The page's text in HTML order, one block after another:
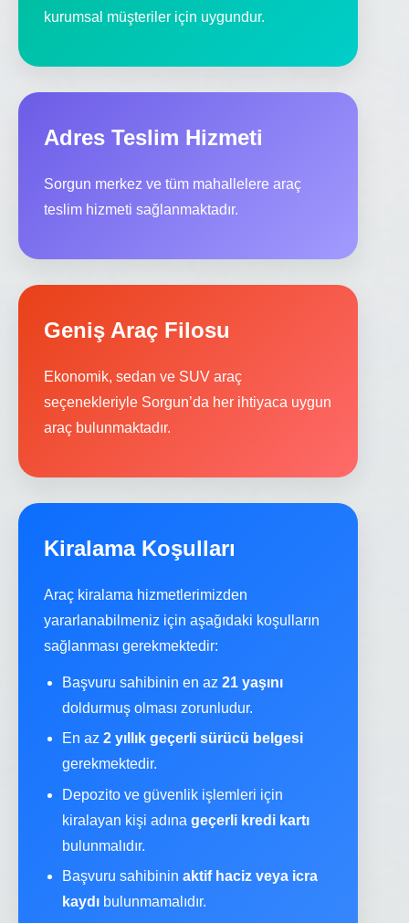
kurumsal müşteriler için uygundur.
Adres Teslim Hizmeti
Sorgun merkez ve tüm mahallelere araç
teslim hizmeti sağlanmaktadır.
Geniş Araç Filosu
Ekonomik, sedan ve SUV araç
seçenekleriyle Sorgun’da her ihtiyaca uygun
araç bulunmaktadır.
Kiralama Koşulları
Araç kiralama hizmetlerimizden
yararlanabilmeniz için aşağıdaki koşulların
sağlanması gerekmektedir:
Başvuru sahibinin en az 21 yaşını
doldurmuş olması zorunludur.
En az 2 yıllık geçerli sürücü belgesi
gerekmektedir.
Depozito ve güvenlik işlemleri için
kiralayan kişi adına geçerli kredi kartı
bulunmalıdır.
Başvuru sahibinin aktif haciz veya icra
kaydı bulunmamalıdır.